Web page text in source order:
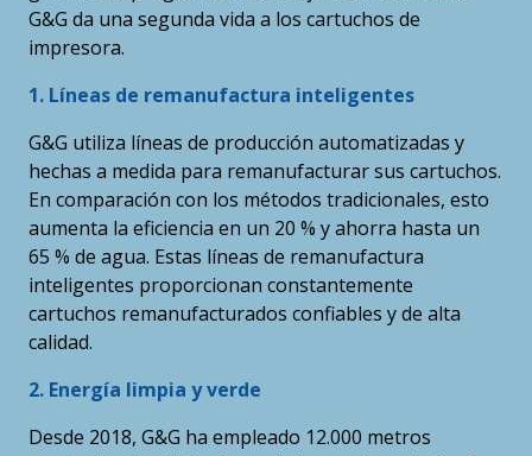
G&G da una segunda vida a los cartuchos de
impresora.
1. Líneas de remanufactura inteligentes
G&G utiliza líneas de producción automatizadas y
hechas a medida para remanufacturar sus cartuchos.
En comparación con los métodos tradicionales, esto
aumenta la eficiencia en un 20 % y ahorra hasta un
65 % de agua. Estas líneas de remanufactura
inteligentes proporcionan constantemente
cartuchos remanufacturados confiables y de alta
calidad.
2. Energía limpia y verde
Desde 2018, G&G ha empleado 12.000 metros